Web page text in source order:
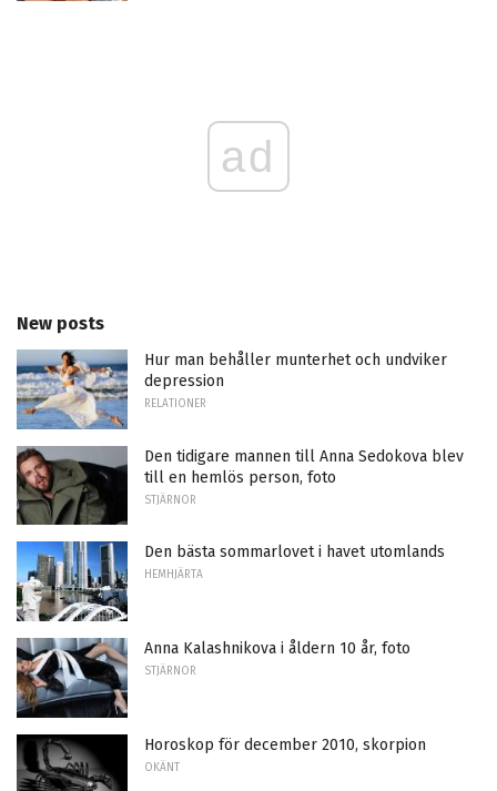
ad
New posts
Hur man behåller munterhet och undviker
depression
RELATIONER
Den tidigare mannen till Anna Sedokova blev
till en hemlös person, foto
STJÄRNOR
Den bästa sommarlovet i havet utomlands
HEMHJÄRTA
Anna Kalashnikova i åldern 10 år, foto
STJÄRNOR
Horoskop för december 2010, skorpion
OKÄNT